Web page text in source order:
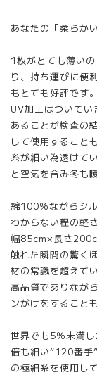
あなたの「柔らか
1枚がとても薄い
り、持ち運びに便
もとても好評です。
UV加工はついて
あることが検査の
して使用すること
糸が細い為透けて
と空気を含み冬も
綿100％ながらシ
わからない程の軽さ
幅85cm×長さ
触れた瞬間の驚く
材の常識を超えて
高品質でありなが
ンがけをすること
世界でも5％未満
倍も細い“120番手
の極細糸を使用し